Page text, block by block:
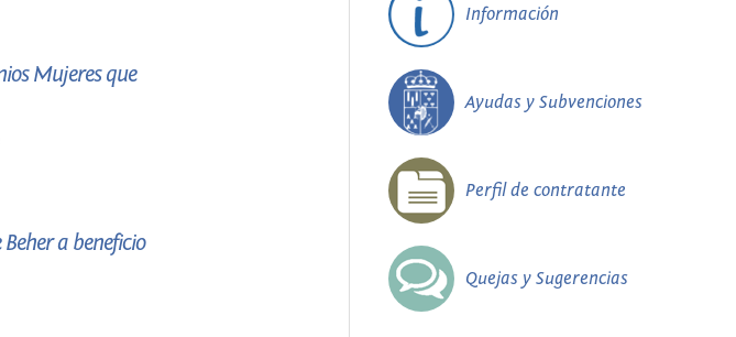
Mujeres que
a beneficio
Información
Ayudas y Subvenciones
Perfil de contratante
Quejas y Sugerencias